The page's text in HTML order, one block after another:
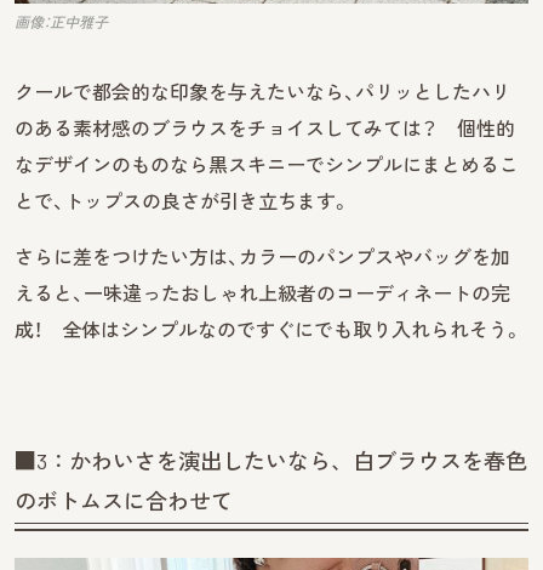
画像：正中雅子
クールで都会的な印象を与えたいなら、パリッとしたハリ
のある素材感のブラウスをチョイスしてみては？ 個性的
なデザインのものなら黒スキニーでシンプルにまとめるこ
とで、トップスの良さが引き立ちます。
さらに差をつけたい方は、カラーのパンプスやバッグを加
えると、一味違ったおしゃれ上級者のコーディネートの完
成！ 全体はシンプルなのですぐにでも取り入れられそう。
■3：かわいさを演出したいなら、白ブラウスを春色
のボトムスに合わせて